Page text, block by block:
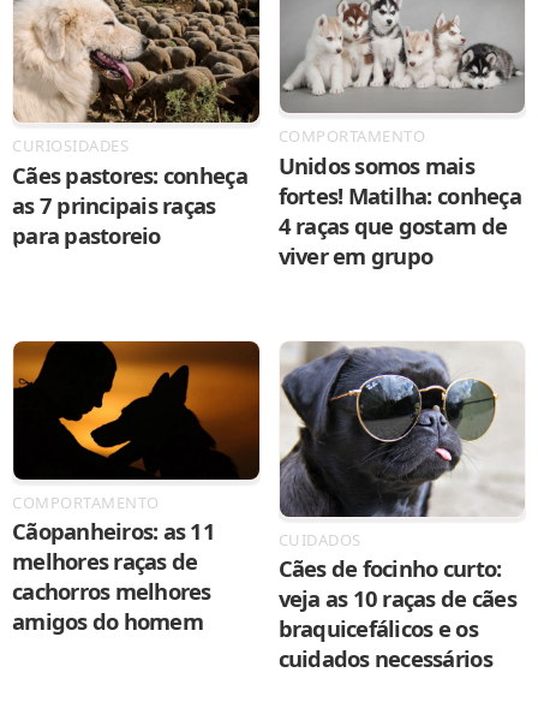
CURIOSIDADES
Cães pastores: conheça
as 7 principais raças
para pastoreio
COMPORTAMENTO
Unidos somos mais
fortes! Matilha: conheça
4 raças que gostam de
viver em grupo
COMPORTAMENTO
Cãopanheiros: as 11
melhores raças de
cachorros melhores
amigos do homem
CUIDADOS
Cães de focinho curto:
veja as 10 raças de cães
braquicefálicos e os
cuidados necessários